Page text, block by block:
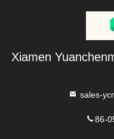
Xiamen
sales-
86-